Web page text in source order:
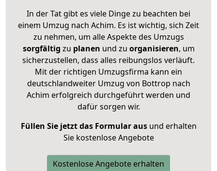
In der Tat gibt es viele Dinge zu beachten bei
einem Umzug nach Achim. Es ist wichtig, sich Zeit
zu nehmen, um alle Aspekte des Umzugs
sorgfältig zu planen und zu organisieren, um
sicherzustellen, dass alles reibungslos verläuft.
Mit der richtigen Umzugsfirma kann ein
deutschlandweiter Umzug von Bottrop nach
Achim erfolgreich durchgeführt werden und
dafür sorgen wir.
Füllen Sie jetzt das Formular ausund erhalten
Sie kostenlose Angebote
Kostenlose Angebote erhalten